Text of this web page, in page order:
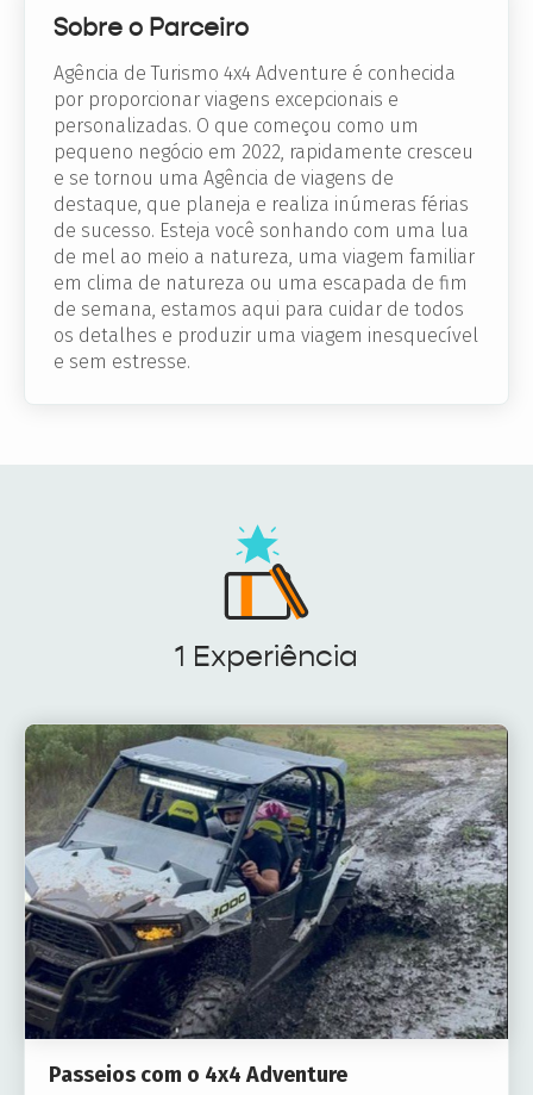
Sobre o Parceiro
Agência de Turismo 4x4 Adventure é conhecida
por proporcionar viagens excepcionais e
personalizadas. O que começou como um
pequeno negócio em 2022, rapidamente cresceu
e se tornou uma Agência de viagens de
destaque, que planeja e realiza inúmeras férias
de sucesso. Esteja você sonhando com uma lua
de mel ao meio a natureza, uma viagem familiar
em clima de natureza ou uma escapada de fim
de semana, estamos aqui para cuidar de todos
os detalhes e produzir uma viagem inesquecível
e sem estresse.
1 Experiência
Passeios com o 4x4 Adventure